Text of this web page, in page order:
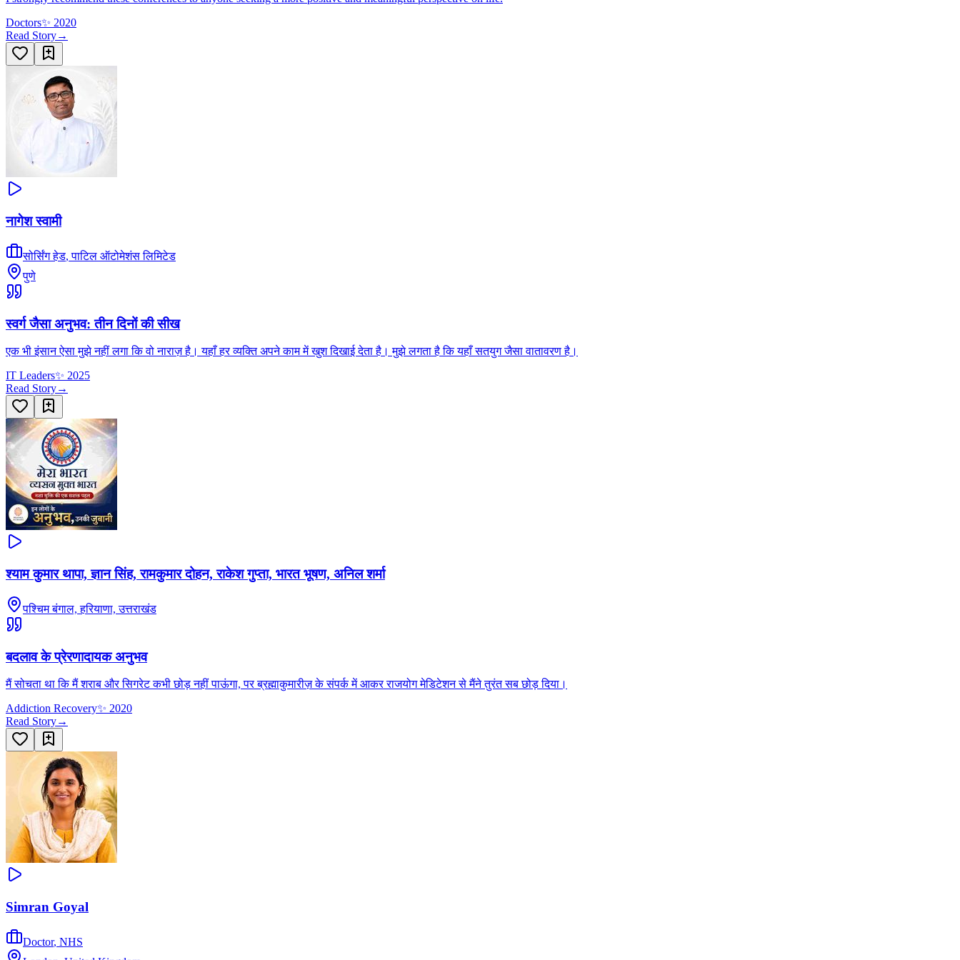
Doctors✨ 2020
Read Story→
नागेश स्वामी
सोर्सिंग हेड,पाटिल ऑटोमेशंस लिमिटेड
पुणे
स्वर्ग जैसा अनुभव: तीन दिनों की सीख
एक भी इंसान ऐसा मुझे नहीं लगा कि वो नाराज़ है। यहाँ हर व्यक्ति अपने काम में खुश दिखाई देता है। मुझे लगता है कि यहाँ सतयुग जैसा वातावरण है।
IT Leaders✨ 2025
Read Story→
श्याम कुमार थापा, ज्ञान सिंह, रामकुमार दोहन, राकेश गुप्ता, भारत भूषण, अनिल शर्मा
पश्चिम बंगाल, हरियाणा, उत्तराखंड
बदलाव के प्रेरणादायक अनुभव
मैं सोचता था कि मैं शराब और सिगरेट कभी छोड़ नहीं पाऊंगा, पर ब्रह्माकुमारीज़ के संपर्क में आकर राजयोग मेडिटेशन से मैंने तुरंत सब छोड़ दिया।
Addiction Recovery✨ 2020
Read Story→
Simran Goyal
Doctor, NHS